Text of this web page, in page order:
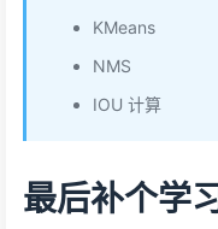
KMeans
NMS
IOU 计算
最后补个学